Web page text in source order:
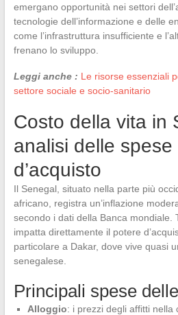
emergano opportunità nei settori
tecnologie dell’informazione e delle
come l’infrastruttura insufficiente e
frenano lo sviluppo.
Leggi anche : Le risorse essenziali
settore sociale e socio-sanitario
Costo della vita in
analisi delle
d’acquisto
Il Senegal, situato nella parte più
africano, registra un’inflazione
secondo i dati della Banca mondiale.
impatta direttamente il potere
particolare a Dakar, dove vive quasi
senegalese.
Principali spese
Alloggio: i prezzi degli affitti nella